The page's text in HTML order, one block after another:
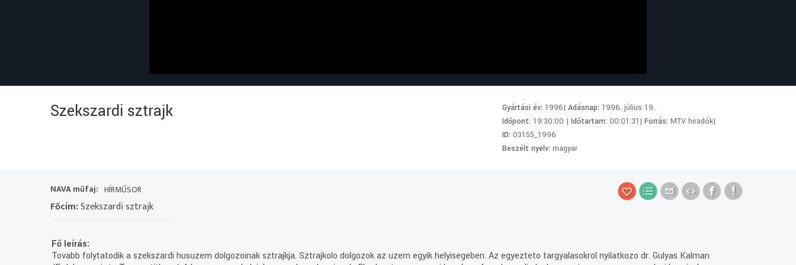
Szekszardi sztrajk Gyártási év: 1996|Adásnap: 1996. július 19.
Időpont: 19:30:00 |Időtartam:00:01:31|Forrás:MTV híradók|
ID:03155_1996
Beszélt nyelv:magyar
NAVA műfaj: HÍRMŰSOR
Főcím:Szekszardi sztrajk
Fő leírás:
Tovabb folytatodik a szekszardi husuzem dolgozoinak sztrajkja. Sztrajkolo dolgozok az uzem egyik helyisegeben. Az egyezteto targyalasokrol nyilatkozo dr. Gulyas Kalman